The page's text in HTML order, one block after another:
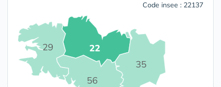
Code insee : 22137
22
29
35
56